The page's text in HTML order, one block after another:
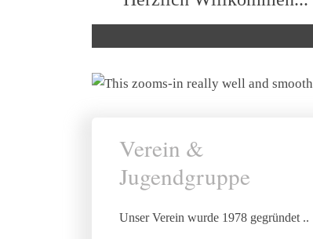
Verein &
Jugendgruppe
Unser Verein wurde 1978 gegründet ..